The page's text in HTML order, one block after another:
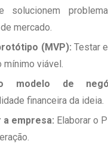
solucionem
mercado.
(MVP): Testar
mínimo viável.
modelo de
financeira da ideia.
empresa: Elaborar o